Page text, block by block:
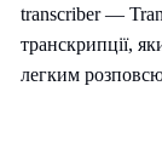
transcriber —
транскрипції,
легким